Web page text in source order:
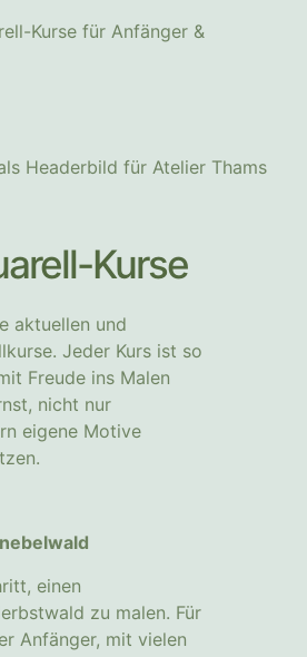
Kurse für Anfänger &
Kurse
aktuellen und
Jeder Kurs ist so
Freude ins Malen
nicht nur
eigene Motive
einen
zu malen. Für
Anfänger, mit vielen